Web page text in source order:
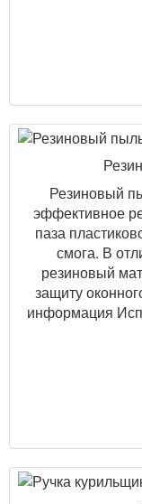
Резиновый
эффективное
паза
смога. В
резиновый
защиту
информация